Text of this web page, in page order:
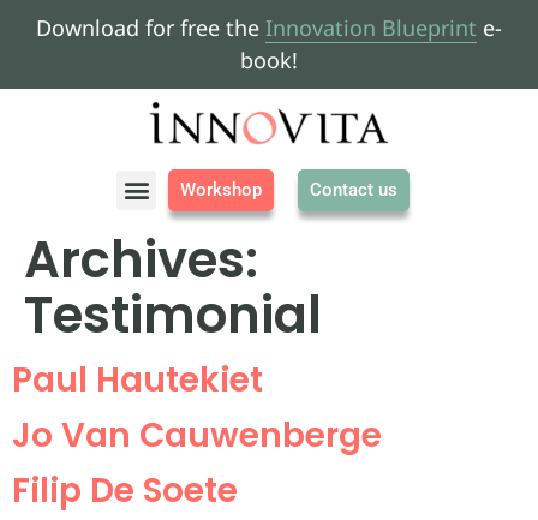
Download for free the Innovation Blueprint e-
book!
Workshop Contact us
Archives:
Testimonial
Paul Hautekiet
Jo Van Cauwenberge
Filip De Soete